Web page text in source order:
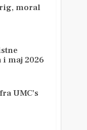
moral
maj 2026
UMC’s